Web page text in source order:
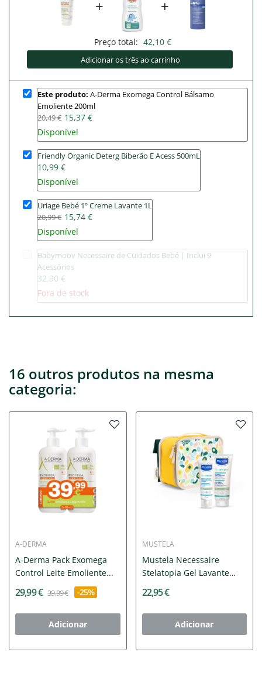
+ +
Preço total: 42,10 €
Adicionar os três ao carrinho
Este produto: A-Derma Exomega Control Bálsamo
Emoliente 200ml
20,49 € 15,37 €
Disponível
Friendly Organic Deterg Biberão E Acess 500mL
10,99 €
Disponível
Uriage Bebé 1º Creme Lavante 1L
20,99 € 15,74 €
Disponível
Babymoov Necessaire de Cuidados Bebé | Inclui 9
Acessórios
32,90 €
Fora de stock
16 outros produtos na mesma
categoria:
A-DERMA
A-Derma Pack Exomega
Control Leite Emoliente...
29,99 € 39,99 € -25%
Adicionar
MUSTELA
Mustela Necessaire
Stelatopia Gel Lavante
22,95 €
Adicionar